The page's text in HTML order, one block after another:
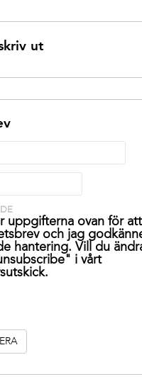
ut
uppgifterna ovan för
och jag
hantering. Vill du
i vårt